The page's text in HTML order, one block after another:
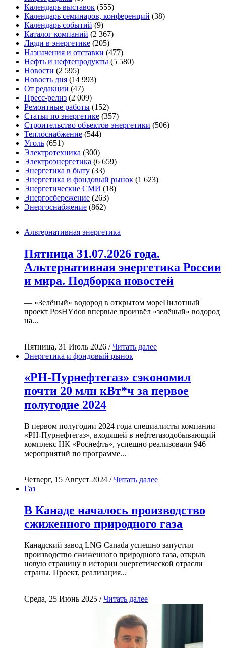
Календарь выставок (555)
Календарь семинаров, конференций (38)
Календарь событий (9)
Каталог компаний (2 367)
Люди в энергетике (205)
Назначения и отставки (477)
Нефть и нефтепродукты (5 580)
Новости (2 595)
Новость дня (14 993)
От редакции (47)
Пресс-релиз (2 009)
Ремонтные работы (152)
Статьи по энергетике (357)
Строительство объектов энергетики (506)
Теплоснабжение (544)
Уголь (651)
Электротехника (300)
Электроэнергетика (6 659)
Энергетика в быту (33)
Энергетика и фондовый рынок (1 623)
Энергетические СМИ (18)
Энергосбережение (263)
Энергоснабжение (862)
Альтернативная энергетика
Пятница 31.07.2026 года.
Альтернативная энергетика России
и мира. Подборка новостей
— «Зелёный» водород в открытом мореПилотный
проект PosHYdon впервые произвёл «зелёный» водород
на...
Пятница, 31 Июль 2026 /Читать далее
Энергетика и фондовый рынок
«РН-Пурнефтегаз» сэкономил
почти 20 млн кВт*ч за первое
полугодие 2024
В первом полугодии 2024 года специалисты компании
«РН-Пурнефтегаз», входящей в нефтегазодобывающий
комплекс НК «Роснефть», успешно реализовали 946
мероприятий по программе...
Четверг, 15 Август 2024 /Читать далее
Газ
В Канаде началось производство
сжиженного природного газа
Канадский завод LNG Canada успешно запустил
производство сжиженного природного газа, открыв
новую страницу в истории энергетической отрасли
страны. Проект, реализация...
Среда, 25 Июнь 2025 /Читать далее